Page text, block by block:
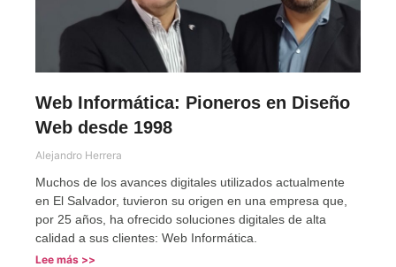
Web Informática: Pioneros en Diseño
Web desde 1998
Alejandro Herrera
Muchos de los avances digitales utilizados actualmente
en El Salvador, tuvieron su origen en una empresa que,
por 25 años, ha ofrecido soluciones digitales de alta
calidad a sus clientes: Web Informática.
Lee más >>